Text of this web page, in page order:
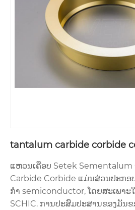
tantalum carbide corbide
ແຫວນເຄືອບ Setek Sementalum
Carbide Corbide ແມ່ນສ່ວນປະກ
ກໍາ semiconductor, ໂດຍສະເພາ
SCHIC. ການປະສົມປະສານຂອງມັນ